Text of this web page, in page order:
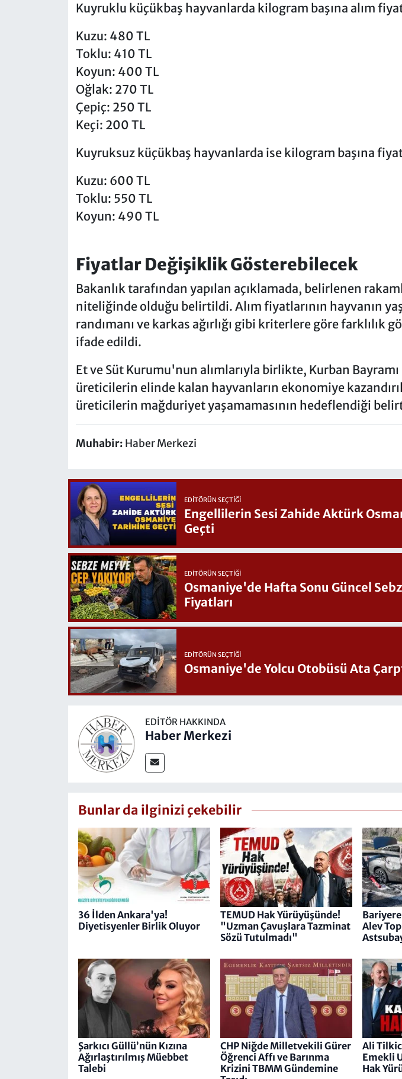
Kuyruklu küçükbaş hayvanlarda kilogram başına alım
Kuzu: 480 TL
Toklu: 410 TL
Koyun: 400 TL
Oğlak: 270 TL
Çepiç: 250 TL
Keçi: 200 TL
Kuyruksuz küçükbaş hayvanlarda ise kilogram başına
Kuzu: 600 TL
Toklu: 550 TL
Koyun: 490 TL
Fiyatlar Değişiklik Gösterebilecek
Bakanlık tarafından yapılan açıklamada, belirlenen
niteliğinde olduğu belirtildi. Alım fiyatlarının hayvanın
randımanı ve karkas ağırlığı gibi kriterlere göre farklılık
ifade edildi.
Et ve Süt Kurumu'nun alımlarıyla birlikte, Kurban Bayramı
üreticilerin elinde kalan hayvanların ekonomiye
üreticilerin mağduriyet yaşamamasının hedeflendiği
Muhabir: Haber Merkezi
EDITÖRÜN SEÇTIĞI
Engellilerin Sesi Zahide Aktürk
Geçti
EDITÖRÜN SEÇTIĞI
Osmaniye'de Hafta Sonu Güncel Sebze ve Meyve
Fiyatları
EDITÖRÜN SEÇTIĞI
Osmaniye'de Yolcu Otobüsü Ata
EDITÖR HAKKINDA
Haber Merkezi
Bunlar da ilginizi çekebilir
36 İlden Ankara'ya!
Diyetisyenler Birlik Oluyor
TEMUD Hak Yürüyüşünde!
"Uzman Çavuşlara Tazminat
Sözü Tutulmadı"
Alev
Şarkıcı Güllü’nün Kızına
Ağırlaştırılmış Müebbet
Talebi
CHP Niğde Milletvekili Gürer
Öğrenci Affı ve Barınma
Krizini TBMM Gündemine
Ali
Emekli
Hak